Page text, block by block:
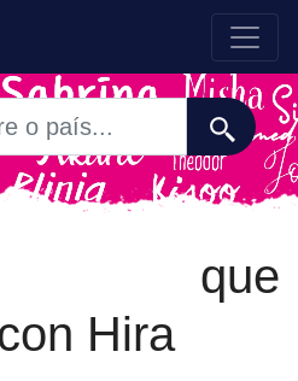
que
Hira